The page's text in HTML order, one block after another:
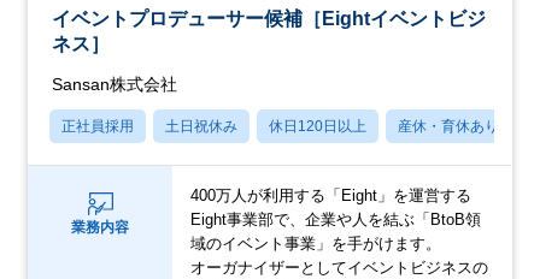
イベントプロデューサー候補［Eightイベントビジ
ネス］
Sansan株式会社
正社員採用 土日祝休み 休日120日以上 産休・育休あり
業務内容
400万人が利用する「Eight」を運営する
Eight事業部で、企業や人を結ぶ「BtoB領
域のイベント事業」を手がけます。
オーガナイザーとしてイベントビジネスの